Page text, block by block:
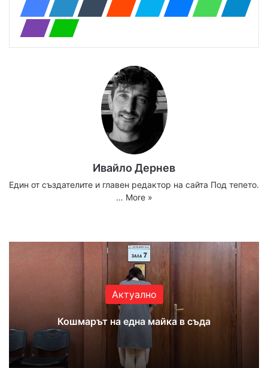
Ивайло Дернев
Един от създателите и главен редактор на сайта Под тепето.
… More »
Актуално
Кошмарът на една майка в съда